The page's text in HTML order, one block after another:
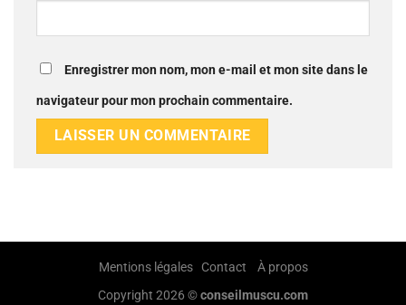
Enregistrer mon nom, mon e-mail et mon site dans le
navigateur pour mon prochain commentaire.
Mentions légales Contact
À propos
Copyright 2026 ©conseilmuscu.com